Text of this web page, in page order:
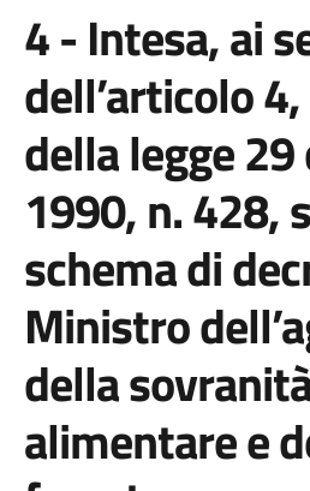
4 - Intesa, ai
dell’articolo
della legge
1990, n. 428,
schema di
Ministro
della
alimentare e